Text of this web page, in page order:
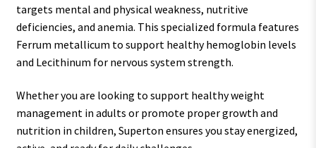
targets mental and physical weakness, nutritive
deficiencies, and anemia. This specialized formula features
Ferrum metallicum to support healthy hemoglobin levels
and Lecithinum for nervous system strength.
Whether you are looking to support healthy weight
management in adults or promote proper growth and
nutrition in children, Superton ensures you stay energized,